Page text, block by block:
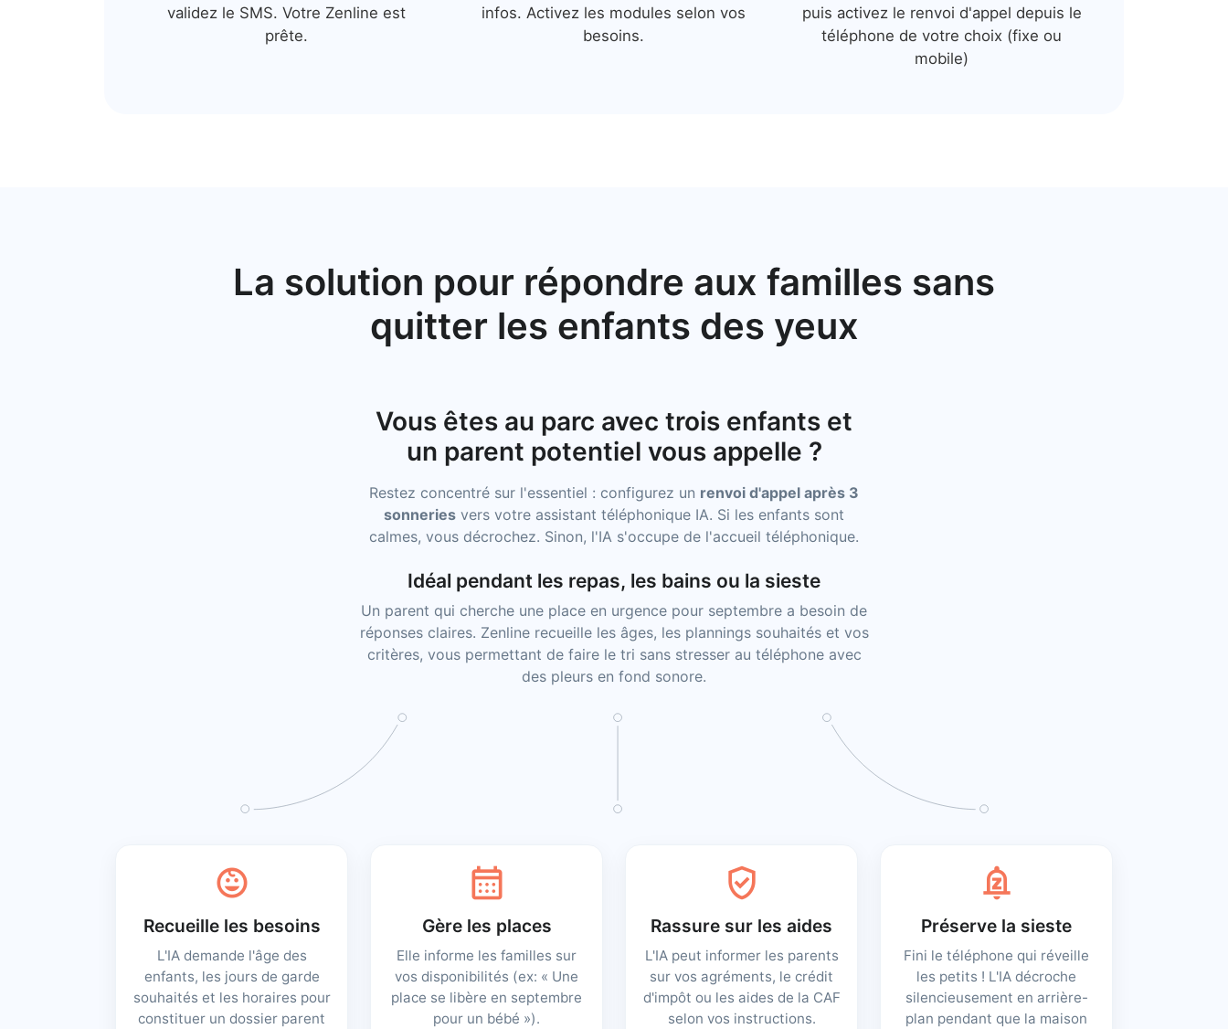
validez le SMS. Votre Zenline est
prête.
infos. Activez les modules selon vos
besoins.
puis activez le renvoi d'appel depuis le
téléphone de votre choix (fixe ou
mobile)
La solution pour répondre aux familles sans
quitter les enfants des yeux
Vous êtes au parc avec trois enfants et
un parent potentiel vous appelle ?
Restez concentré sur l'essentiel : configurez un renvoi d'appel après 3
sonneries vers votre assistant téléphonique IA. Si les enfants sont
calmes, vous décrochez. Sinon, l'IA s'occupe de l'accueil téléphonique.
Idéal pendant les repas, les bains ou la sieste
Un parent qui cherche une place en urgence pour septembre a besoin de
réponses claires. Zenline recueille les âges, les plannings souhaités et vos
critères, vous permettant de faire le tri sans stresser au téléphone avec
des pleurs en fond sonore.
child_care
Recueille les besoins
L'IA demande l'âge des
enfants, les jours de garde
souhaités et les horaires pour
constituer un dossier parent
calendar_month
Gère les places
Elle informe les familles sur
vos disponibilités (ex: « Une
place se libère en septembre
pour un bébé »).
verified_user
Rassure sur les aides
L'IA peut informer les parents
sur vos agréments, le crédit
d'impôt ou les aides de la CAF
selon vos instructions.
notifications_paused
Préserve la sieste
Fini le téléphone qui réveille
les petits ! L'IA décroche
silencieusement en arrière-
plan pendant que la maison